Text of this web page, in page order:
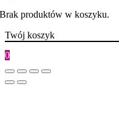
Brak produktów w koszyku.
Twój koszyk
0